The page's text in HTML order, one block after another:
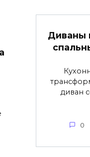
Диваны
диван
0